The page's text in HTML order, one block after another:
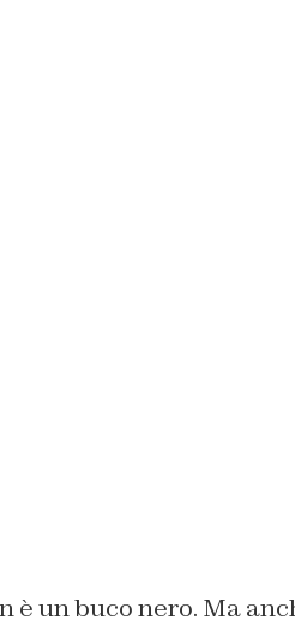
è un buco nero. Ma